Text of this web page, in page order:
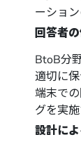
ーショ
回答者
BtoB分
適切に
端末で
グを実
設計に